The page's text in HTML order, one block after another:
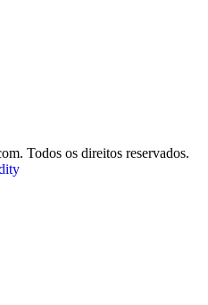
Todos os direitos reservados.